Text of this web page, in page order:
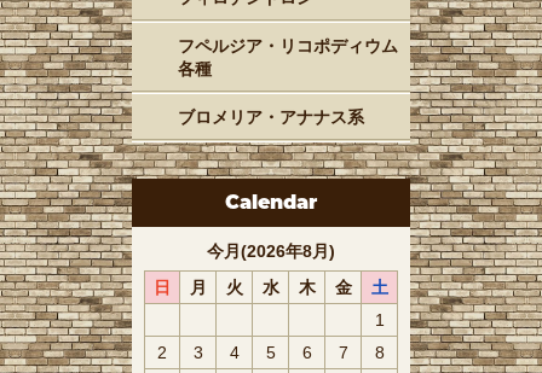
フペルジア・リコポディウム
各種
ブロメリア・アナナス系
Calendar
今月(2026年8月)
日
月 火 水 木 金
土
1
2
3 4 5 6 7
8